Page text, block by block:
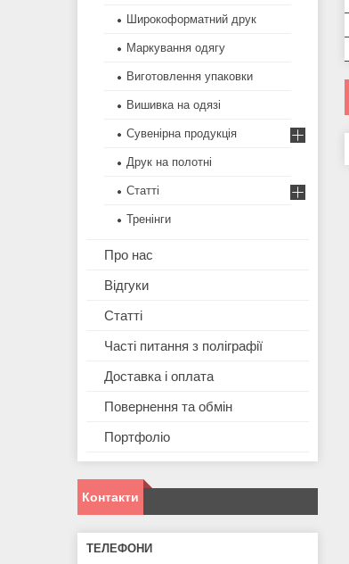
Широкоформатний друк
Маркування одягу
Виготовлення упаковки
Вишивка на одязі
Сувенірна продукція
Друк на полотні
Статті
Тренінги
Про нас
Відгуки
Статті
Часті питання з поліграфії
Доставка і оплата
Повернення та обмін
Портфоліо
Контакти